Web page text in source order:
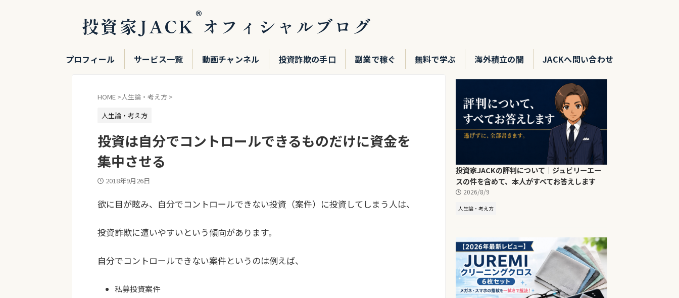
投資家JACK®オフィシャルブログ
プロフィール サービス一覧 動画チャンネル 投資詐欺の手口 副業で稼ぐ 無料で学ぶ 海外積立の闇 JACKへ問い合わせ
HOME >人生論・考え方 >
人生論・考え方
投資は自分でコントロールできるものだけに資金を
集中させる
2018年9月26日
欲に目が眩み、自分でコントロールできない投資（案件）に投資してしまう人は、
投資詐欺に遭いやすいという傾向があります。
自分でコントロールできない案件というのは例えば、
私募投資案件
投資家JACKの評判について｜ジュビリーエー
スの件を含めて、本人がすべてお答えします
2026/8/9
人生論・考え方